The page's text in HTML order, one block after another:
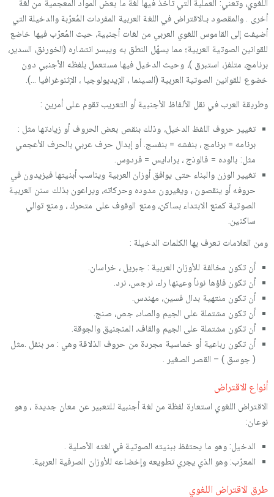
اللغوي، وتعني: العملية التي تأخذ فيها لغة ما بعض المواد المعجمية من لغة
أخرى . والمقصود بـالاقتراض في اللغة العربية المفردات المُعرّبة والدخيلة التي
أضيفت إلى القاموس اللغوي العربي من لغات أجنبية، حيث المُعرّب فيها خاضع
للقوانين الصوتية العربية؛ مما يسهّل النطق به وييسر انتشاره (الخورنق، السدير،
برنامج، متلفز، استبرق )، وحيث الدخيل فيها مستعمل بلفظه الأجنبي دون
خضوع للقوانين الصوتية العربية (السينما ، الإيديولوجيا ، الإثنوغرافيا …).
وطريقة العرب في نقل الألفاظ الأجنبية أو التعريب تقوم على أمرين :
تغيير حروف اللفظ الدخيل، وذلك بنقص بعض الحروف أو زيادتها مثل :
برنامه = برنامج ، بنفشه = بنفسج. أو إبدال حرف عربي بالحرف الأعجمي
مثل: بالوده = فالوذج ، برادايس = فردوس.
تغيير الوزن والبناء حتى يوافق أوزان العربية ويناسب أبنيتها فيزيدون في
حروفه أو ينقصون ، ويغيرون مدوده وحركاته، ويراعون بذلك سنن العربية
الصوتية كمنع الابتداء بساكن، ومنع الوقوف على متحرك ، ومنع توالي
ساكنين.
ومن العلامات تعرف بها الكلمات الدخيلة :
أن تكون مخالفة للأوزان العربية : جبريل ، خراسان.
أن تكون فاؤها نوناً وعينها راء، نرجس، نرد.
أن تكون منتهية بدال فسين، مهندس.
أن تكون مشتملة على الجيم والصاد، جص، صنج.
أن تكون مشتملة على الجيم والقاف، المنجنيق والجوقة.
أن تكون رباعية أو خماسية مجردة من حروف الذلاقة وهي : مر بنفل .مثل
( جوسق ) – القصر الصغير .
أنواع الاقتراض
الاقتراض اللغوي استعارة لفظة من لغة أجنبية للتعبير عن معان جديدة ، وهو
نوعان:
الدخيل: وهو ما يحتفظ ببنيته الصوتية في لغته الأصلية .
المعرّب: وهو الذي يجري تطويعه وإخضاعه للأوزان الصرفية العربية.
طرق الاقتراض اللغوي